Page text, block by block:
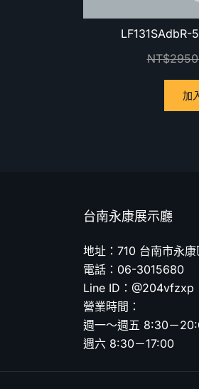
LF131SAdbR-
NT$
加
台南永康展示廳
地址：710 台南市永
電話：06-3015680
Line ID：@204vfzxp
營業時間：
週一～週五 8:30－
週六 8:30－17:00